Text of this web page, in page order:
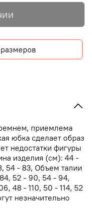
приемлема
юбка сделает образ
недостатки фигуры
изделия (см): 44 -
54 - 83, Объем талии
52 - 90, 54 - 94,
48 - 110, 50 - 114, 52
незначительно